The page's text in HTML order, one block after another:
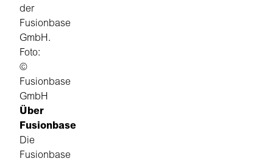
der
Fusionbase
GmbH.
Foto:
©
Fusionbase
GmbH
Über
Fusionbase
Die
Fusionbase